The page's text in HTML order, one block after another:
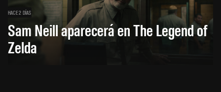
HACE 2 DÍAS
Sam Neill aparecerá en The Legend of
Zelda